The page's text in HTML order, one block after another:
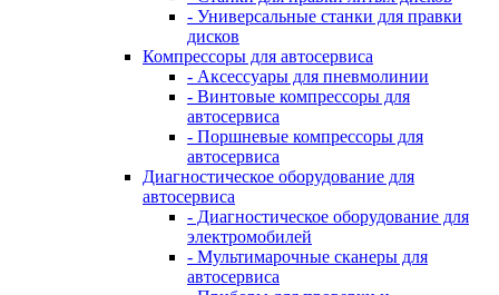
- Универсальные станки для правки
дисков
Компрессоры для автосервиса
- Аксессуары для пневмолинии
- Винтовые компрессоры для
автосервиса
- Поршневые компрессоры для
автосервиса
Диагностическое оборудование для
автосервиса
- Диагностическое оборудование для
электромобилей
- Мультимарочные сканеры для
автосервиса